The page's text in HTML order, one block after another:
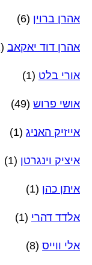
אהרן ברוין (6)
אהרן דוד יאקאב (1)
אורי בלט (1)
אושי פרוש (49)
אייזיק האניג (1)
איציק וינגרטן (1)
איתן כהן (1)
אלדד דהרי (1)
אלי ווייס (8)